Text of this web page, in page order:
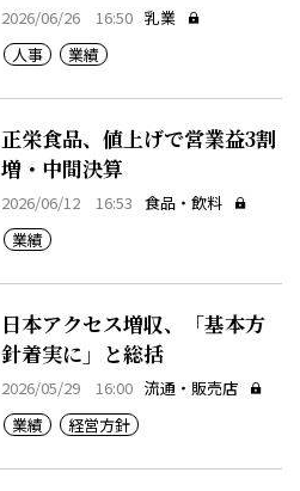
2026/06/26 16:50 乳業
人事
業績
正栄食品、値上げで営業益3割
増・中間決算
2026/06/12 16:53 食品・飲料
業績
日本アクセス増収、「基本方
針着実に」と総括
2026/05/29 16:00 流通・販売店
業績
経営方針